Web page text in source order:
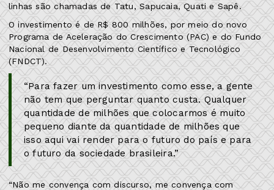
linhas são chamadas de Tatu, Sapucaia, Quati e Sapê.
O investimento é de R$ 800 milhões, por meio do novo
Programa de Aceleração do Crescimento (PAC) e do Fundo
Nacional de Desenvolvimento Científico e Tecnológico
(FNDCT).
“Para fazer um investimento como esse, a gente
não tem que perguntar quanto custa. Qualquer
quantidade de milhões que colocarmos é muito
pequeno diante da quantidade de milhões que
isso aqui vai render para o futuro do país e para
o futuro da sociedade brasileira.”
“Não me convença com discurso, me convença com